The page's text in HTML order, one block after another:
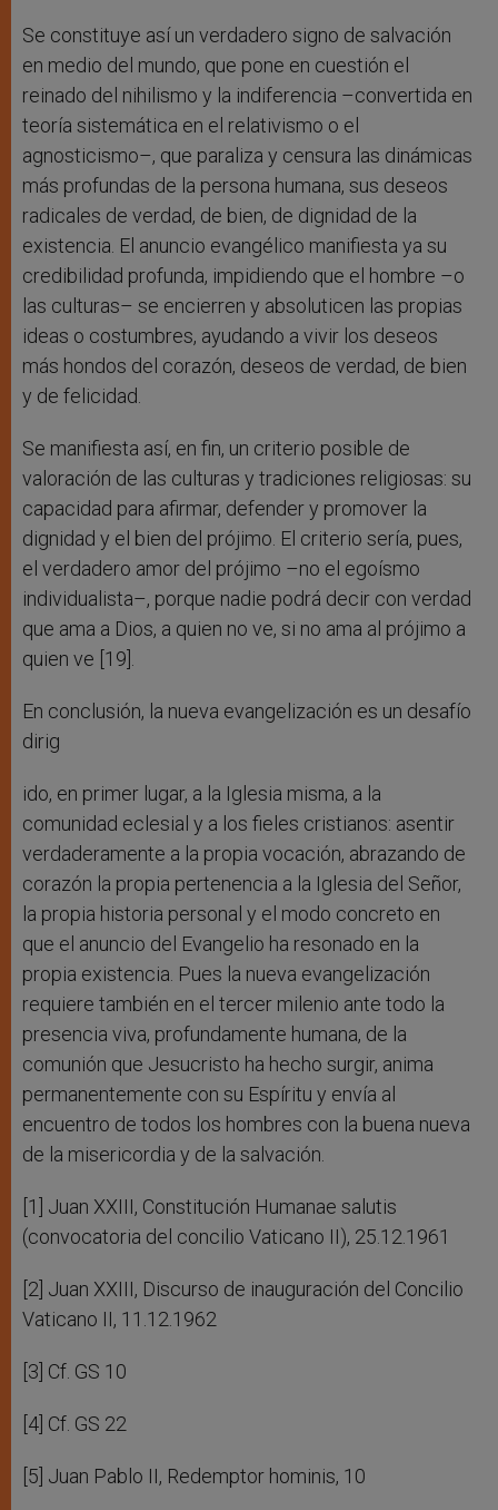
Se constituye así un verdadero signo de salvación
en medio del mundo, que pone en cuestión el
reinado del nihilismo y la indiferencia –convertida en
teoría sistemática en el relativismo o el
agnosticismo–, que paraliza y censura las dinámicas
más profundas de la persona humana, sus deseos
radicales de verdad, de bien, de dignidad de la
existencia. El anuncio evangélico manifiesta ya su
credibilidad profunda, impidiendo que el hombre –o
las culturas– se encierren y absoluticen las propias
ideas o costumbres, ayudando a vivir los deseos
más hondos del corazón, deseos de verdad, de bien
y de felicidad.
Se manifiesta así, en fin, un criterio posible de
valoración de las culturas y tradiciones religiosas: su
capacidad para afirmar, defender y promover la
dignidad y el bien del prójimo. El criterio sería, pues,
el verdadero amor del prójimo –no el egoísmo
individualista–, porque nadie podrá decir con verdad
que ama a Dios, a quien no ve, si no ama al prójimo a
quien ve [19].
En conclusión, la nueva evangelización es un desafío
dirig
ido, en primer lugar, a la Iglesia misma, a la
comunidad eclesial y a los fieles cristianos: asentir
verdaderamente a la propia vocación, abrazando de
corazón la propia pertenencia a la Iglesia del Señor,
la propia historia personal y el modo concreto en
que el anuncio del Evangelio ha resonado en la
propia existencia. Pues la nueva evangelización
requiere también en el tercer milenio ante todo la
presencia viva, profundamente humana, de la
comunión que Jesucristo ha hecho surgir, anima
permanentemente con su Espíritu y envía al
encuentro de todos los hombres con la buena nueva
de la misericordia y de la salvación.
[1] Juan XXIII, Constitución Humanae salutis
(convocatoria del concilio Vaticano II), 25.12.1961
[2] Juan XXIII, Discurso de inauguración del Concilio
Vaticano II, 11.12.1962
[3] Cf. GS 10
[4] Cf. GS 22
[5] Juan Pablo II, Redemptor hominis, 10